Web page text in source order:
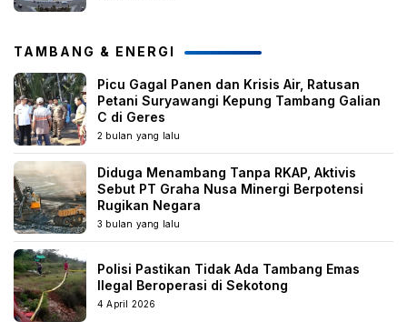
TAMBANG & ENERGI
Picu Gagal Panen dan Krisis Air, Ratusan
Petani Suryawangi Kepung Tambang Galian
C di Geres
2 bulan yang lalu
Diduga Menambang Tanpa RKAP, Aktivis
Sebut PT Graha Nusa Minergi Berpotensi
Rugikan Negara
3 bulan yang lalu
Polisi Pastikan Tidak Ada Tambang Emas
Ilegal Beroperasi di Sekotong
4 April 2026